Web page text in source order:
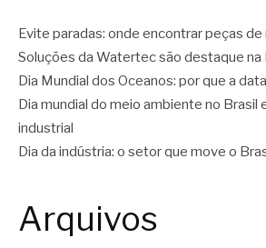
Evite paradas: onde encontrar peças
Soluções da Watertec são destaque na
Dia Mundial dos Oceanos: por que a
Dia mundial do meio ambiente no
industrial
Dia da indústria: o setor que move o
Arquivos